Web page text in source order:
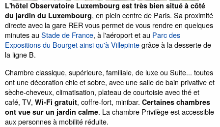
L'hôtel Observatoire Luxembourg est très bien situé à côté
du jardin du Luxembourg, en plein centre de Paris. Sa proximité
directe avec la gare RER vous permet de vous rendre en quelques
minutes au Stade de France, à l'aéroport et au Parc des
Expositions du Bourget ainsi qu'à Villepintegrâce à la desserte de
la ligne B.
Chambre classique, supérieure, familiale, de luxe ou Suite... toutes
ont une décoration chic et sobre, avec une salle de bain privative et
sèche-cheveux, climatisation, plateau de courtoisie avec thé et
café, TV, Wi-Fi gratuit, coffre-fort, minibar. Certaines chambres
ont vue sur un jardin calme. La chambre Privilège est accessible
aux personnes à mobilité réduite.